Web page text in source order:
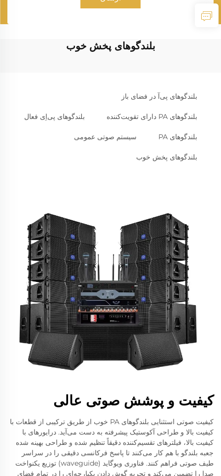
بلندگوهای پخش خوب
بلندگوهای پی‌آ در فضای باز
بلندگوهای PA دارای تقویت‌کننده بلندگوهای پی‌اِی فعال
بلندگوهای PA سیستم صوتی عمومی
بلندگوهای پخش خوب
کیفیت و پوشش صوتی عالی
کیفیت صوتی استثنایی بلندگوهای PA خوب از طریق ترکیبی از قطعات با
کیفیت بالا و طراحی آکوستیک پیشرفته به دست می‌آید. درایورهای با
کیفیت بالا، فیلترهای تقسیم‌کننده دقیقاً تنظیم شده و طراحی بهینه شده
جعبه بلندگو با هم کار می‌کنند تا پاسخ فرکانسی دقیقی را در سراسر
طیف صوتی فراهم کنند. فناوری ویوگاید (waveguide) توزیع یکنواخت
صدا را تضمین می‌کند و تجربه گوش دادن یکپارچه‌ای را در تمام فضای